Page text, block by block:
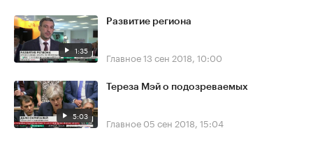
1:35
Развитие региона
Главное13 сен 2018, 10:00
5:03
Тереза Мэй о подозреваемых
Главное 05 сен 2018, 15:04